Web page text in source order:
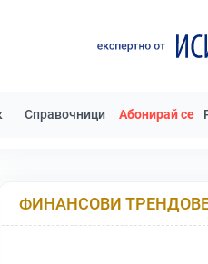
Справочници Абонирай се
ФИНАНСОВИ